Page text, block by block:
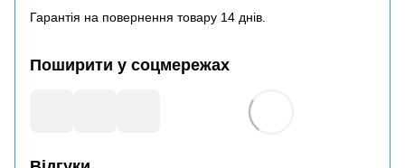
Гарантія на повернення товару 14 днів.
Поширити у соцмережах